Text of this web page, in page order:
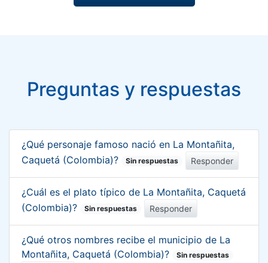
Preguntas y respuestas
¿Qué personaje famoso nació en La Montañita,
Caquetá (Colombia)?
Sin respuestas Responder
¿Cuál es el plato típico de La Montañita, Caquetá
(Colombia)?
Sin respuestas Responder
¿Qué otros nombres recibe el municipio de La
Montañita, Caquetá (Colombia)?
Sin respuestas